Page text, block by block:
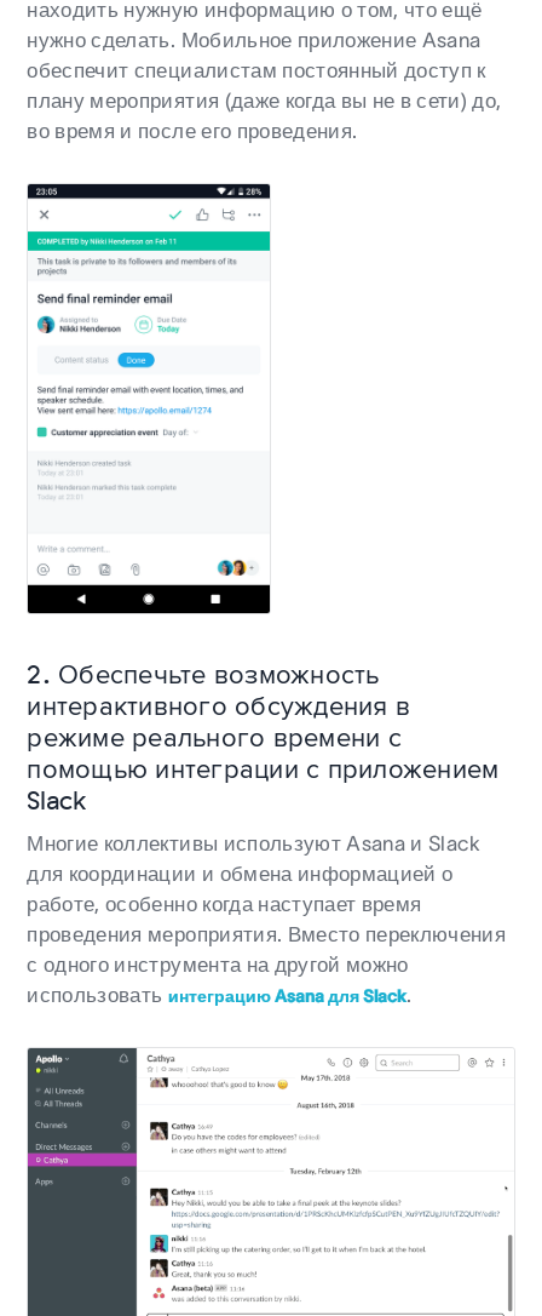
находить нужную информацию о том, что ещё
нужно сделать. Мобильное приложение Asana
обеспечит специалистам постоянный доступ к
плану мероприятия (даже когда вы не в сети) до,
во время и после его проведения.
2. Обеспечьте возможность
интерактивного обсуждения в
режиме реального времени с
помощью интеграции с приложением
Slack
Многие коллективы используют Asana и Slack
для координации и обмена информацией о
работе, особенно когда наступает время
проведения мероприятия. Вместо переключения
с одного инструмента на другой можно
использовать интеграцию Asana для Slack.